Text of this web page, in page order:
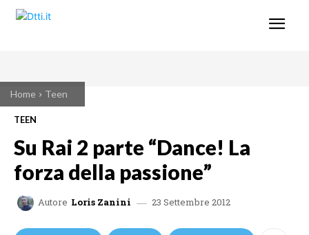
Home Teen
TEEN
Su Rai 2 parte “Dance! La
forza della passione”
Autore Loris Zanini 23 Settembre 2012